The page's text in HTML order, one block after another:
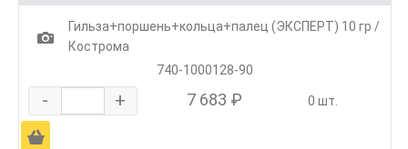
1
Гильза+поршень+кольца+палец (ЭКСПЕРТ) 10 гр /
Кострома
740-1000128-90
- + 7 683 ₽ 0 шт.
Ä